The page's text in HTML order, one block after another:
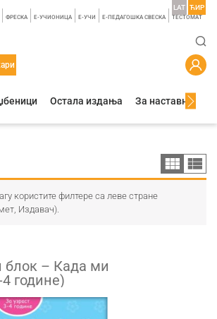
ФРЕСКА E-УЧИОНИЦА E-УЧИ Е-ПЕДАГОШКА СВЕСКА TЕСТОМАТ
LAT ЋИР
Остала издања За наставнике
користите филтере са леве стране
Издавач).
блок – Када ми
године)